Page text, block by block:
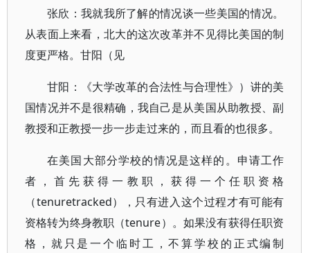
张欣：我就我所了解的情况谈一些美国的情况。
从表面上来看，北大的这次改革并不见得比美国的制
度更严格。甘阳（见
甘阳：《大学改革的合法性与合理性》）讲的美
国情况并不是很精确，我自己是从美国从助教授、副
教授和正教授一步一步走过来的，而且看的也很多。
在美国大部分学校的情况是这样的。申请工作
者，首先获得一教职，获得一个任职资格
（tenuretracked），只有进入这个过程才有可能有
资格转为终身教职（tenure）。如果没有获得任职资
格，就只是一个临时工，不算学校的正式编制